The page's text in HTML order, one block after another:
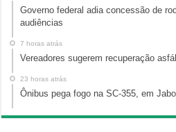
Governo federal adia concessão de
audiências
7 horas atrás
Vereadores sugerem recuperação
23 horas atrás
Ônibus pega fogo na SC-355, em